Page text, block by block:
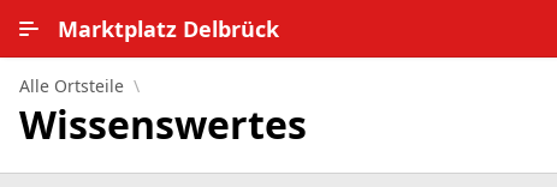
Marktplatz Delbrück
Alle Ortsteile
Alle Ortsteile
Wissenswertes